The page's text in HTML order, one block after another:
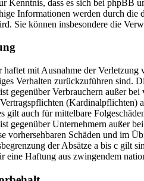
Kenntnis, dass es sich bei phpBB
Informationen werden durch
Sie können insbesondere die
haftet mit Ausnahme der
Verhalten zurückzuführen sind.
gegenüber Verbrauchern außer
(Kardinalpflichten)
gilt auch für mittelbare
gegenüber Unternehmern außer
vorhersehbaren Schäden und im
der Absätze a bis c gilt
eine Haftung aus zwingendem